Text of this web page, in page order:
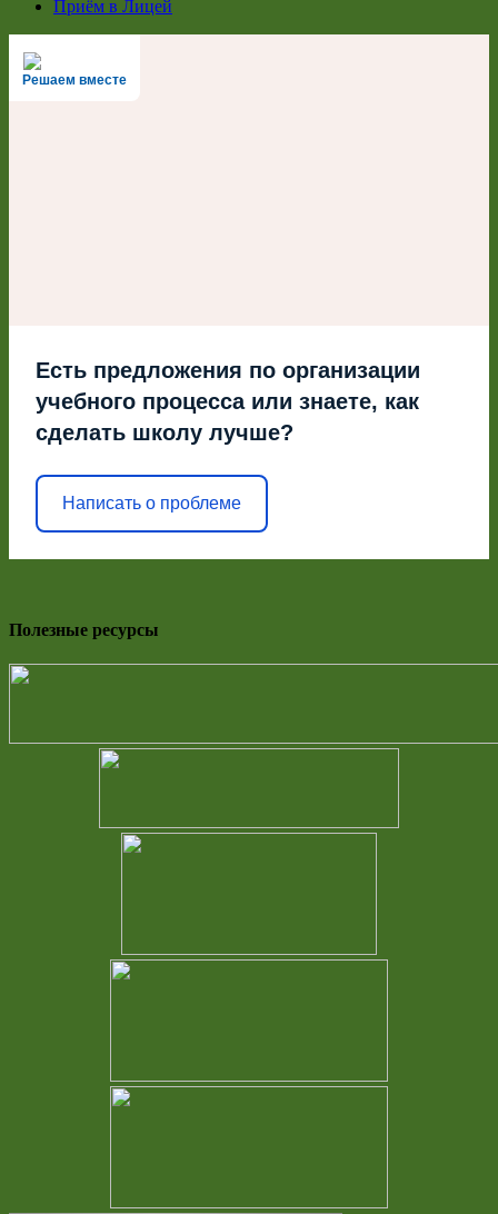
Приём в Лицей
Решаем вместе
Есть предложения по организации
учебного процесса или знаете, как
сделать школу лучше?
Написать о проблеме
Полезные ресурсы